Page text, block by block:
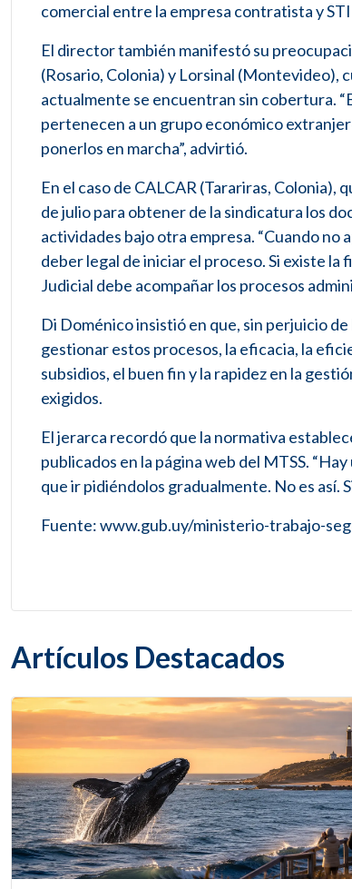
comercial entre la empresa contratista y
El director también manifestó su
(Rosario, Colonia) y Lorsinal (Montevideo),
actualmente se encuentran sin cobertura.
pertenecen a un grupo económico
ponerlos en marcha”, advirtió.
En el caso de CALCAR (Tarariras,
de julio para obtener de la sindicatura los
actividades bajo otra empresa. “Cuando
deber legal de iniciar el proceso. Si existe
Judicial debe acompañar los procesos
Di Doménico insistió en que, sin perjuicio
gestionar estos procesos, la eficacia, la
subsidios, el buen fin y la rapidez en la
exigidos.
El jerarca recordó que la normativa
publicados en la página web del MTSS.
que ir pidiéndolos gradualmente. No es así.
Fuente: www.gub.uy/ministerio-trabajo-
Artículos Destacados